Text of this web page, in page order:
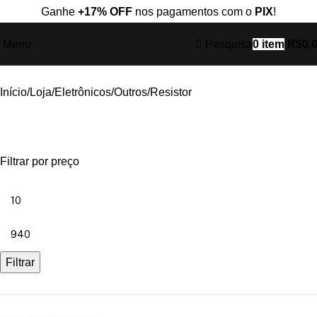
Ganhe +17% OFF nos pagamentos com o PIX!
0 item
Início Loja Eletrônicos Outros Resistor
Filtrar por preço
Filtrar